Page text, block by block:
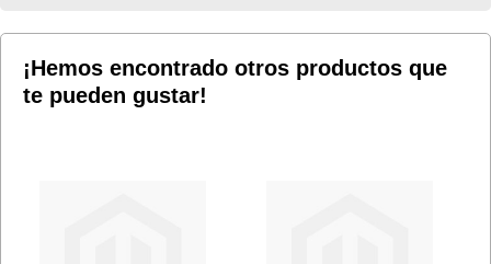
DE
DESEOS
DE
¡Hemos encontrado otros productos que
te pueden gustar!